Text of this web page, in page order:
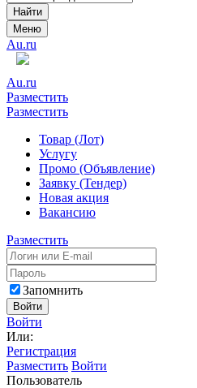
Найти
Меню
Au.ru
Au.ru
Разместить
Разместить
Товар (Лот)
Услугу
Промо (Объявление)
Заявку (Тендер)
Новая акция
Вакансию
Разместить
Запомнить
Войти
Войти
Или:
Регистрация
Разместить Войти
Пользователь